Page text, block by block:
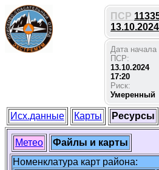
ПСР
13.10.2024
Дата начала
ПСР:
13.10.2024
17:20
Риск:
Умеренный
Исх.данные Карты Ресурсы
Метео
Файлы и карты
Номенклатура карт района: